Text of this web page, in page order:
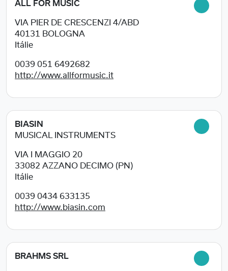
ALL FOR MUSIC
VIA PIER DE CRESCENZI 4/ABD
40131
BOLOGNA
Itálie
0039 051 6492682
http://www.allformusic.it
BIASIN
MUSICAL INSTRUMENTS
VIA I MAGGIO 20
33082 AZZANO DECIMO (PN)
Itálie
0039 0434 633135
http://www.biasin.com
BRAHMS SRL